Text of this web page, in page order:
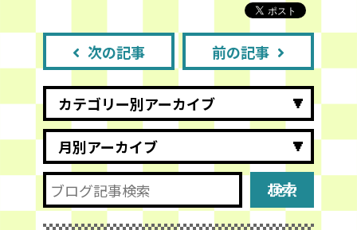
次の記事 前の記事